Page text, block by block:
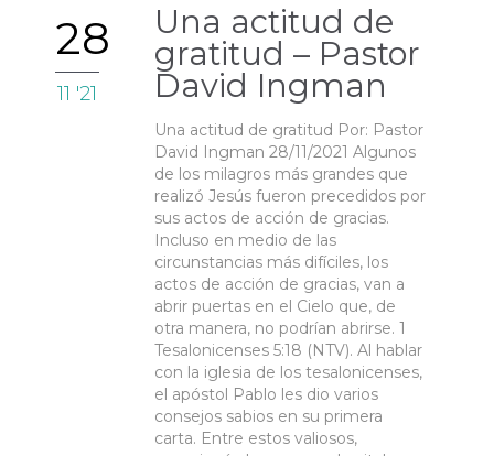
28
11 '21
Una actitud de
gratitud – Pastor
David Ingman
Una actitud de gratitud Por: Pastor
David Ingman 28/11/2021 Algunos
de los milagros más grandes que
realizó Jesús fueron precedidos por
sus actos de acción de gracias.
Incluso en medio de las
circunstancias más difíciles, los
actos de acción de gracias, van a
abrir puertas en el Cielo que, de
otra manera, no podrían abrirse. 1
Tesalonicenses 5:18 (NTV). Al hablar
con la iglesia de los tesalonicenses,
el apóstol Pablo les dio varios
consejos sabios en su primera
carta. Entre estos valiosos,